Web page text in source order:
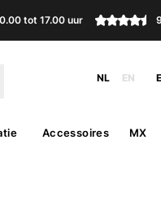
tot 17.00 uur
NL EN
Accessoires MX